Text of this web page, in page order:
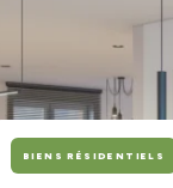
BIENS RÉSIDENTIELS